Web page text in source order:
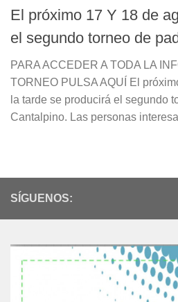
El próximo 17 Y 18 de
el segundo torneo de
PARA ACCEDER A TODA LA
TORNEO PULSA AQUÍ El
la tarde se producirá el segundo
Cantalpino. Las personas
SÍGUENOS: